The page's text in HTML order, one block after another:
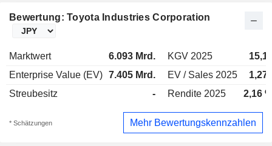
Bewertung: Toyota Industries Corporation
Marktwert 6.093 Mrd. KGV 2025
Enterprise Value (EV) 7.405 Mrd. EV / Sales 2025
Streubesitz
- Rendite 2025 2,16
* Schätzungen Mehr Bewertungskennzahlen